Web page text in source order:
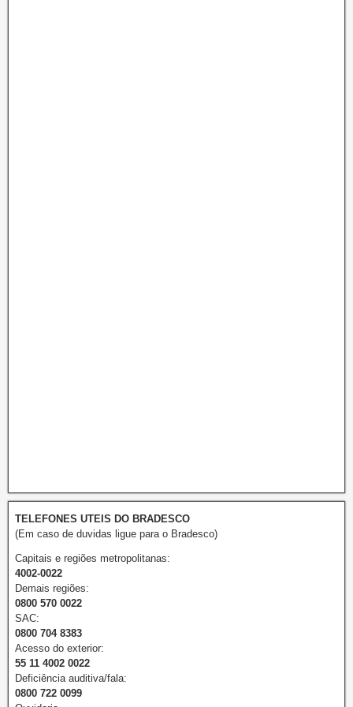
TELEFONES UTEIS DO BRADESCO
(Em caso de duvidas ligue para o Bradesco)
Capitais e regiões metropolitanas:
4002-0022
Demais regiões:
0800 570 0022
SAC:
0800 704 8383
Acesso do exterior:
55 11 4002 0022
Deficiência auditiva/fala:
0800 722 0099